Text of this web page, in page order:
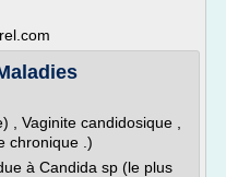
, Vaginite candidosique ,
chronique .)
à Candida sp (le plus